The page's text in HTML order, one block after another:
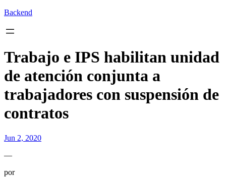
Backend
Trabajo e IPS habilitan unidad
de atención conjunta a
trabajadores con suspensión de
contratos
Jun 2, 2020
—
por